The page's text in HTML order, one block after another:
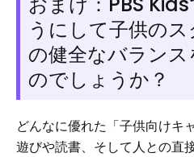
うにして子供の
の健全なバラン
のでしょうか？
どんなに優れた「子供向けキ
遊びや読書、そして人との直